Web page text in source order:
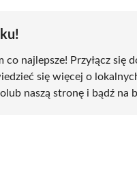
najlepsze! Przyłącz się
się więcej o
naszą stronę i bądź na